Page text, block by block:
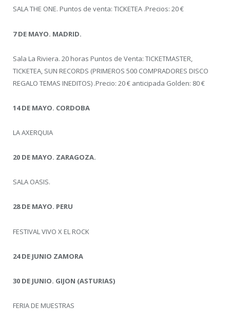
SALA THE ONE. Puntos de venta: TICKETEA .Precios: 20 €
7 DE MAYO. MADRID.
Sala La Riviera. 20 horas Puntos de Venta: TICKETMASTER,
TICKETEA, SUN RECORDS (PRIMEROS 500 COMPRADORES DISCO
REGALO TEMAS INEDITOS) .Precio: 20 € anticipada Golden: 80 €
14 DE MAYO. CORDOBA
LA AXERQUIA
20 DE MAYO. ZARAGOZA.
SALA OASIS.
28 DE MAYO. PERU
FESTIVAL VIVO X EL ROCK
24 DE JUNIO ZAMORA
30 DE JUNIO. GIJON (ASTURIAS)
FERIA DE MUESTRAS